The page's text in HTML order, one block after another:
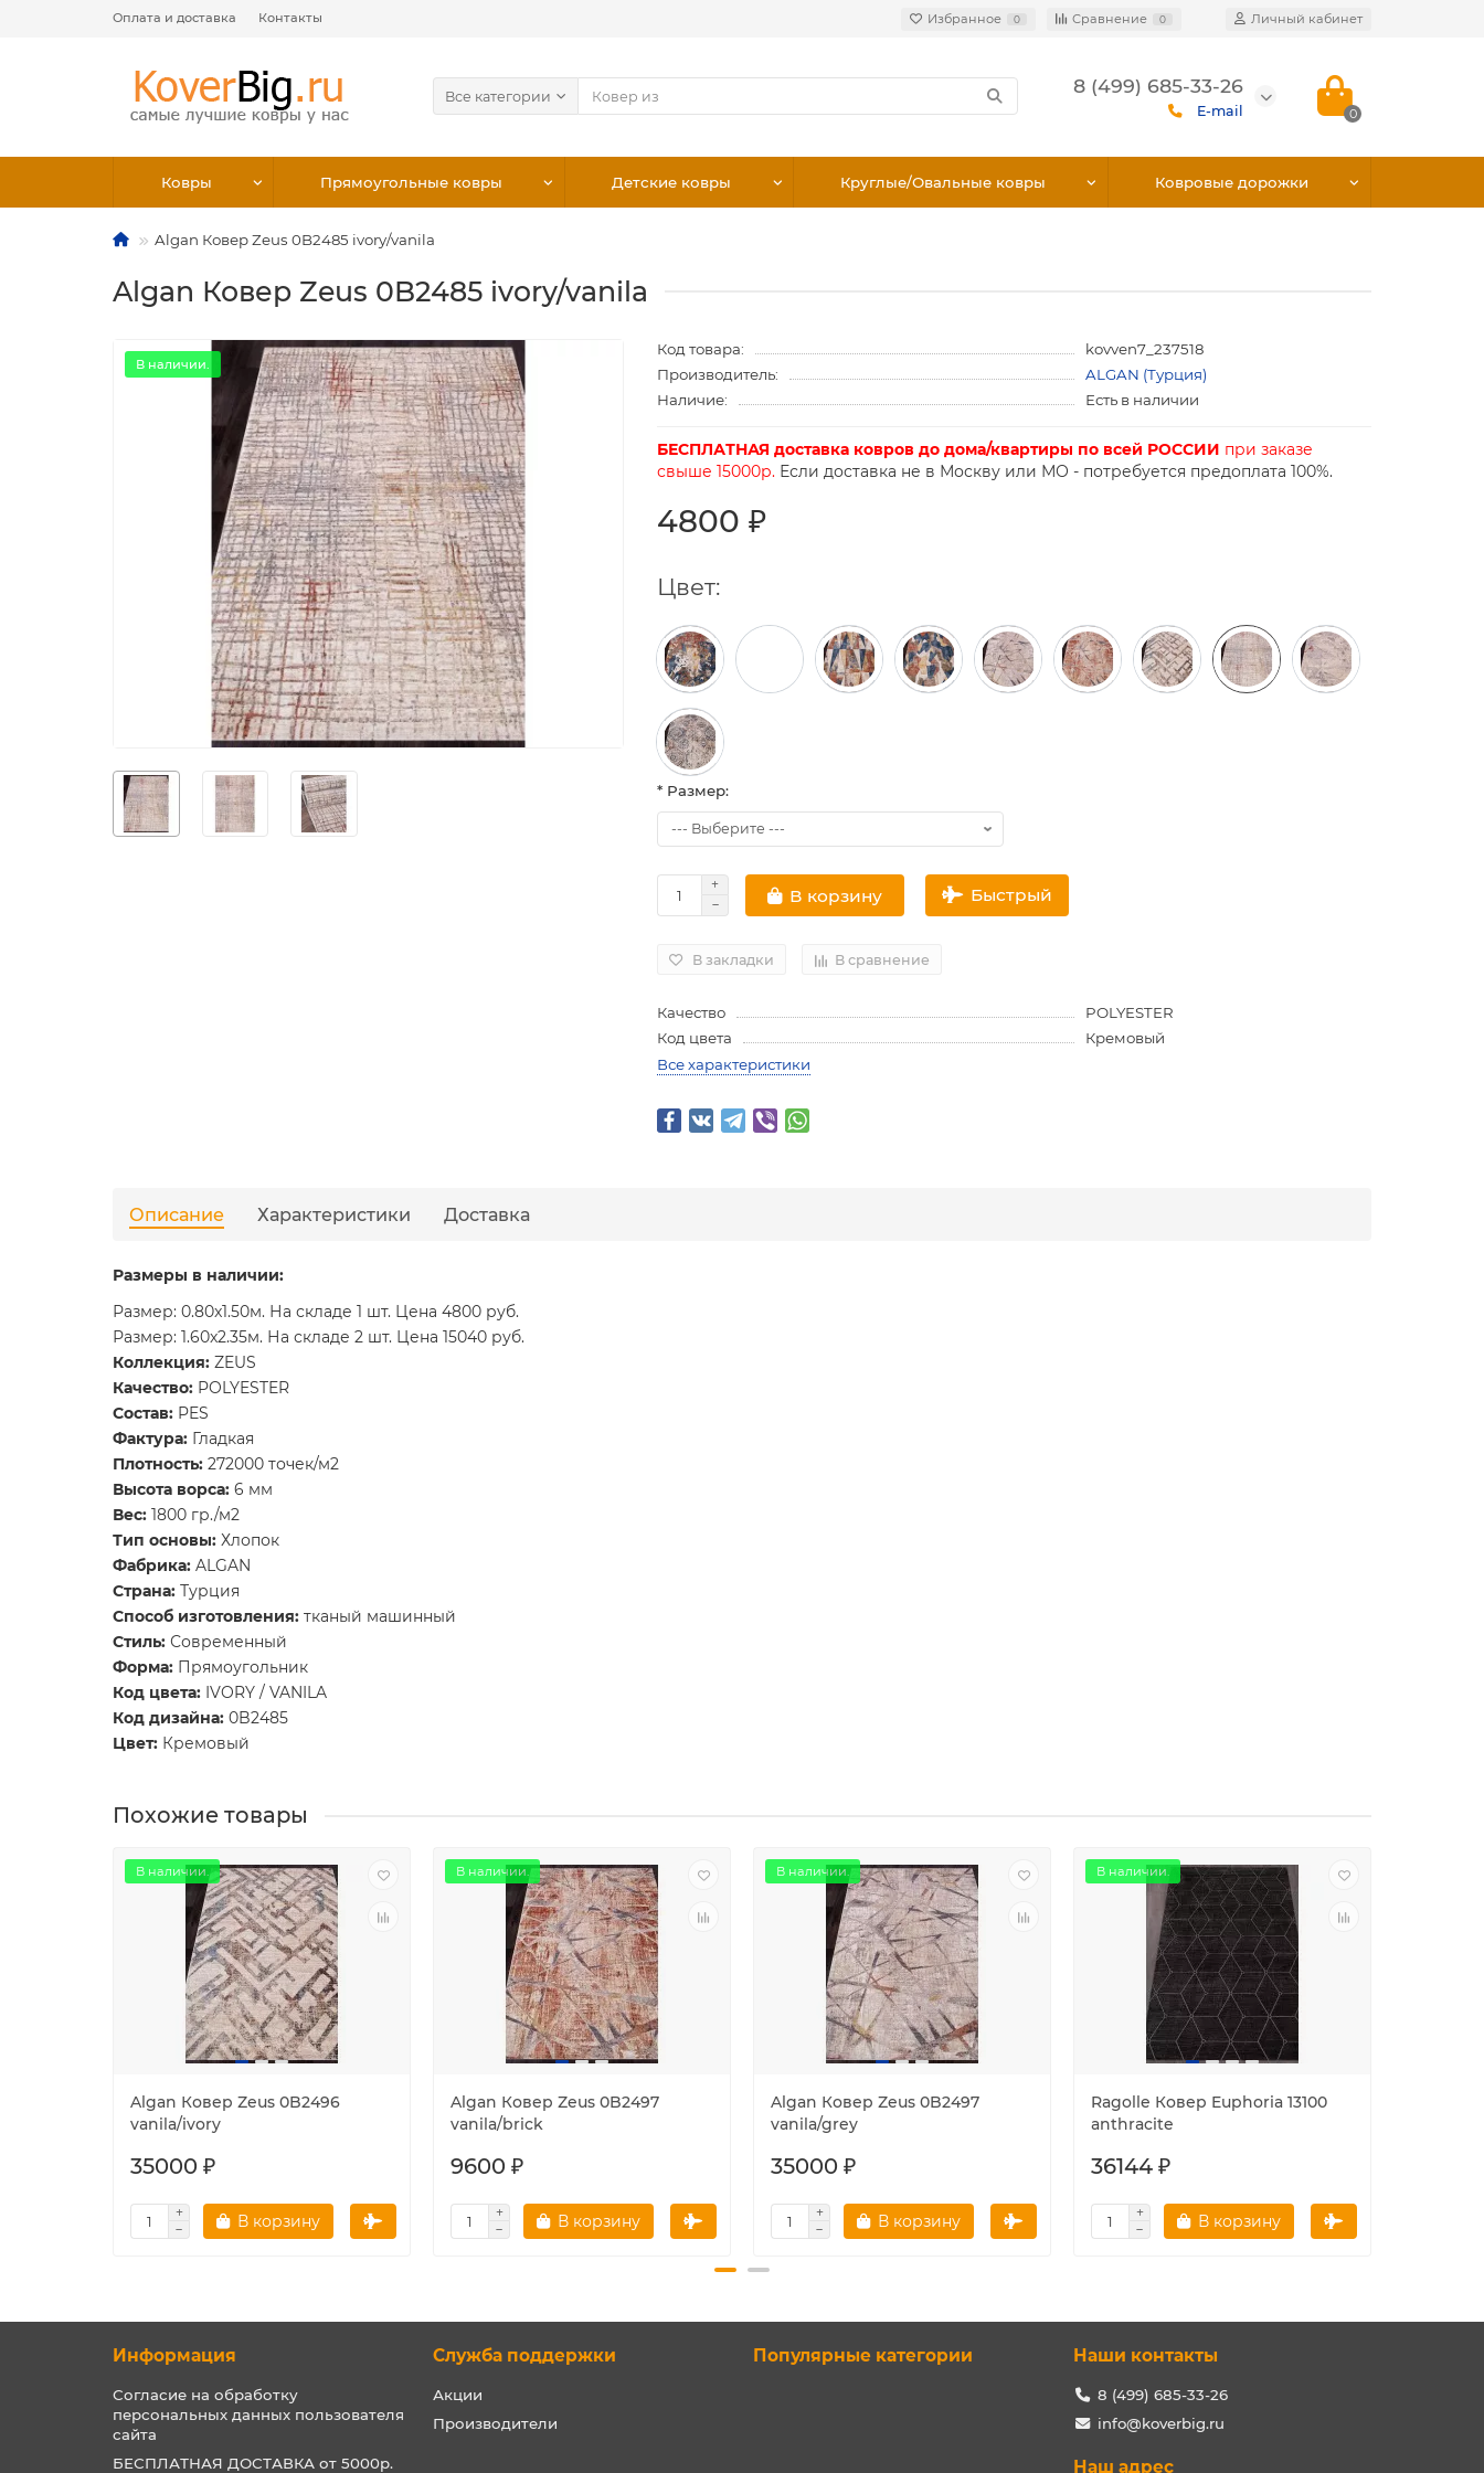
Оплата и доставка Контакты Избранное 0 Сравнение 0 Личный кабинет
Все категории 8 (499) 685-33-26
E-mail 0
Ковры Прямоугольные ковры Детские ковры Круглые/Овальные ковры Ковровые дорожки
Algan Ковер Zeus 0B2485 ivory/vanila
Algan Ковер Zeus 0B2485 ivory/vanila
В наличии.
Код товара:
kovven7_237518
Производитель:
ALGAN (Турция)
Наличие:
Есть в наличии
БЕСПЛАТНАЯ доставка ковров до дома/квартиры по всей РОССИИ при заказе
свыше 15000р. Если доставка не в Москву или МО - потребуется предоплата 100%.
4800 ₽
Цвет:
* Размер:
В корзину Быстрый
В закладки В сравнение
Качество
POLYESTER
Код цвета
Кремовый
Все характеристики
Описание Характеристики Доставка
Размеры в наличии:
Размер: 0.80x1.50м. На складе 1 шт. Цена 4800 руб.
Размер: 1.60x2.35м. На складе 2 шт. Цена 15040 руб.
Коллекция: ZEUS
Качество: POLYESTER
Состав: PES
Фактура: Гладкая
Плотность: 272000 точек/м2
Высота ворса: 6 мм
Вес: 1800 гр./м2
Тип основы: Хлопок
Фабрика: ALGAN
Страна: Турция
Способ изготовления: тканый машинный
Стиль: Современный
Форма: Прямоугольник
Код цвета: IVORY / VANILA
Код дизайна: 0B2485
Цвет: Кремовый
Похожие товары
В наличии.
Algan Ковер Zeus 0B2496
vanila/ivory
35000 ₽
В корзину
В наличии.
Algan Ковер Zeus 0B2497
vanila/brick
9600 ₽
В корзину
В наличии.
Algan Ковер Zeus 0B2497
vanila/grey
35000 ₽
В корзину
В наличии.
Ragolle Ковер Euphoria 13100
anthracite
36144 ₽
В корзину
Информация
Согласие на обработку
персональных данных пользователя
сайта
БЕСПЛАТНАЯ ДОСТАВКА от 5000р.
Служба поддержки
Акции
Производители
Популярные категории Наши контакты
8 (499) 685-33-26
info@koverbig.ru
Наш адрес